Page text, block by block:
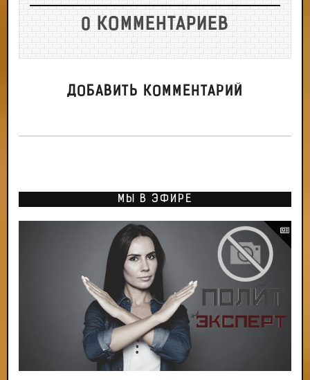
0 КОММЕНТАРИЕВ
ДОБАВИТЬ КОММЕНТАРИЙ
МЫ В ЭФИРЕ